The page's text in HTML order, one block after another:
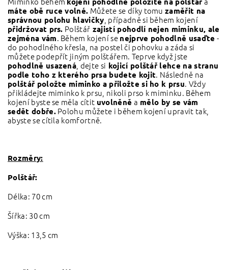
máte obě ruce volné. Můžete se díky tomuzaměřit na
správnou polohu hlavičky , případně si během kojení
přidržovat prs. Polštář zajistí pohodlí nejen miminku, ale
zejména vám. Během kojení se nejprve pohodlně usaďte -
do pohodlného křesla, na postel či pohovku a záda si
můžete podepřít jiným polštářem. Teprve když jste
pohodlně usazená , dejte si kojicí polštář lehce na stranu
podle toho z kterého prsa budete kojit. Následně na
polštář položte miminko a přiložte si ho k prsu. Vždy
přikládejte miminko k prsu, nikoli prso k miminku. Během
kojení byste se měla cítit uvolněně a mělo by se vám
sedět dobře.Polohu můžete i během kojení upravit tak,
abyste se cítila komfortně.
Rozměry:
Polštář:
Délka: 70 cm
Šířka: 30 cm
Výška: 13,5 cm